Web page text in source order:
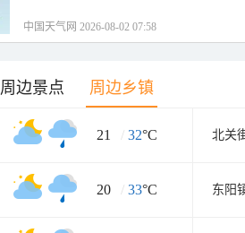
中国天气网 2026-08-02 07:58
周边景点 周边乡镇
21 / 32°C 北关
20 / 33°C 东阳